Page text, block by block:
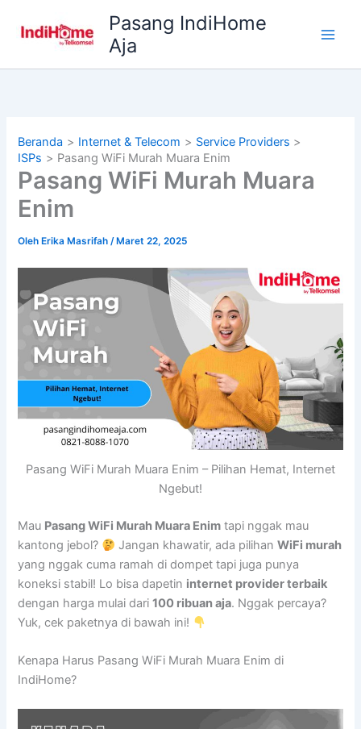
Pasang IndiHome
Aja
Beranda Internet & Telecom
Service Providers
ISPs
Pasang WiFi Murah Muara Enim
Pasang WiFi Murah Muara
Enim
Oleh Erika Masrifah/ Maret 22, 2025
Pasang WiFi Murah Muara Enim – Pilihan Hemat, Internet
Ngebut!
Mau Pasang WiFi Murah Muara Enim tapi nggak mau
kantong jebol?
Jangan khawatir, ada pilihanWiFi murah
yang nggak cuma ramah di dompet tapi juga punya
koneksi stabil! Lo bisa dapetin internet provider terbaik
dengan harga mulai dari100 ribuan aja. Nggak percaya?
Yuk, cek paketnya di bawah ini!
Kenapa Harus Pasang WiFi Murah Muara Enim di
IndiHome?